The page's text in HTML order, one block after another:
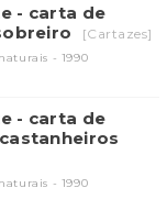
- carta de
[Cartazes]
- 1990
- carta de
- 1990